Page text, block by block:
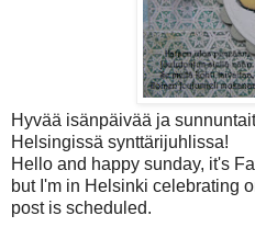
Hyvää isänpäivää ja
Helsingissä synttärijuhlissa!
Hello and happy sunday, it's
but I'm in Helsinki celebrating
post is scheduled.